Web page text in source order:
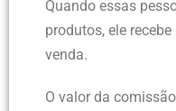
Quando essas
produtos, ele
venda.
O valor da